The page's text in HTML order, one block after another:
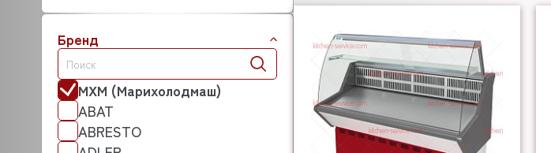
Бренд
МХМ (Марихолодмаш)
ABAT
ABRESTO